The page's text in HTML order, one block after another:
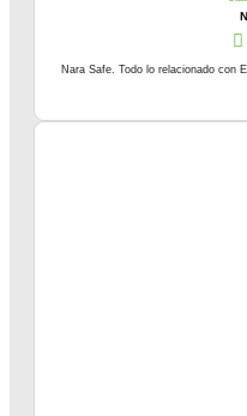
Nara Safe. Todo lo relacionado con